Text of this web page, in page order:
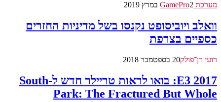
מערכת GamePro 2 במרץ 2019
וואלב ויוביסופט נקנסו בשל מדיניות החזרים
כספיים בצרפת
רועי רן־פולק20 בספטמבר 2018
E3 2017: בואו לראות טריילר חדש ל-South
Park: The Fractured But Whole